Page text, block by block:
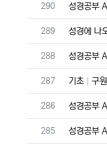
번호
290 성경공부
번호
289 성경에 나
번호
288 성경공부
번호
287 기초 구
번호
286 성경공부
번호
285 성경공부